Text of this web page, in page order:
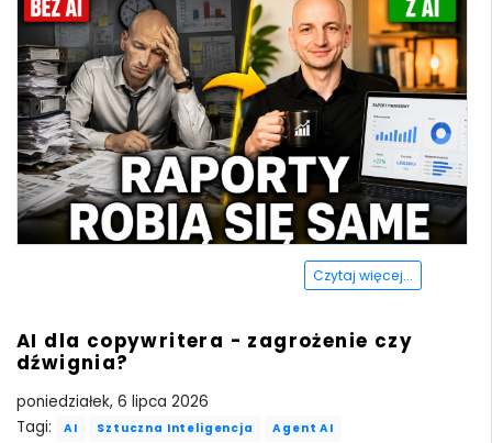
Czytaj więcej...
AI dla copywritera - zagrożenie czy
dźwignia?
poniedziałek, 6 lipca 2026
Tagi:
AI Sztuczna Inteligencja Agent AI